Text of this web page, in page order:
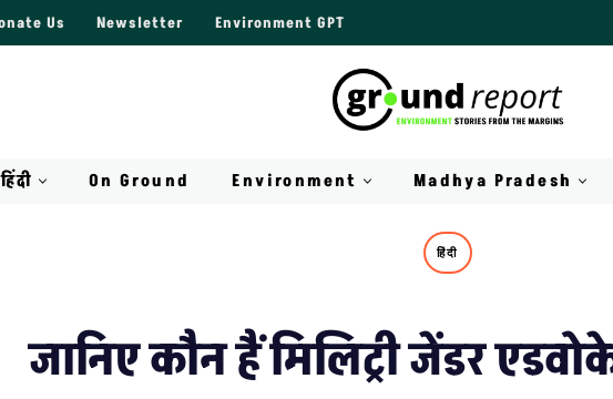
Us Newsletter Environment GPT
On Ground Environment Madhya Pradesh
हिंदी
जानिए कौन हैं मिलिट्री जेंडर